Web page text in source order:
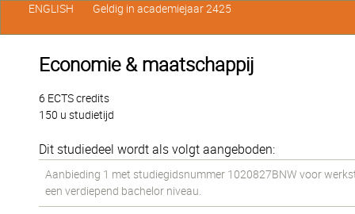
Economie & maatschappij
6 ECTS credits
150 u studietijd
Dit studiedeel wordt als volgt aangeboden:
Aanbieding 1 met studiegidsnummer 1020827BNW voor
een verdiepend bachelor niveau.
ENGLISH Geldig in academiejaar 2425